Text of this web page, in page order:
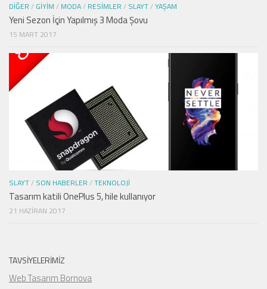
DIĞER / GIYIM / MODA/ RESIMLER / SLAYT/YAŞAM
Yeni Sezon İçin Yapılmış 3 Moda Şovu
15 MART 2017
SLAYT/ SON HABERLER /TEKNOLOJI
Tasarım katili OnePlus 5, hile kullanıyor
21 HAZIRAN 2017
TAVSIYELERIMIZ
Web Tasarım Bornova